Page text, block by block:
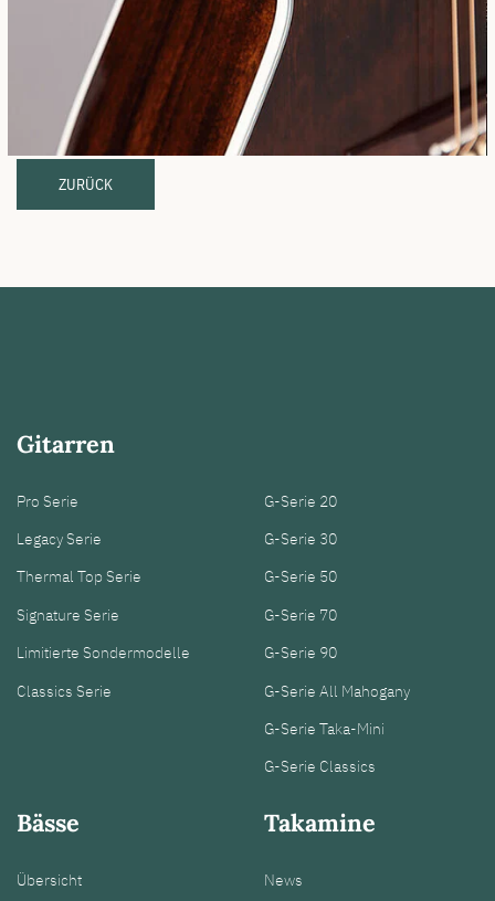
ZURÜCK
Gitarren
Pro Serie
Legacy Serie
Thermal Top Serie
Signature Serie
Limitierte Sondermodelle
Classics Serie
G-Serie 20
G-Serie 30
G-Serie 50
G-Serie 70
G-Serie 90
G-Serie All Mahogany
G-Serie Taka-Mini
G-Serie Classics
Bässe
Übersicht
Takamine
News